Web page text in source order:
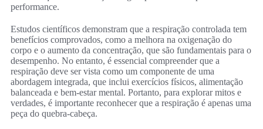
performance.
Estudos científicos demonstram que a respiração controlada tem
benefícios comprovados, como a melhora na oxigenação do
corpo e o aumento da concentração, que são fundamentais para o
desempenho. No entanto, é essencial compreender que a
respiração deve ser vista como um componente de uma
abordagem integrada, que inclui exercícios físicos, alimentação
balanceada e bem-estar mental. Portanto, para explorar mitos e
verdades, é importante reconhecer que a respiração é apenas uma
peça do quebra-cabeça.